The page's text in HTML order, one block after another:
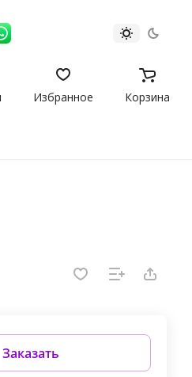
Избранное Корзина
Заказать